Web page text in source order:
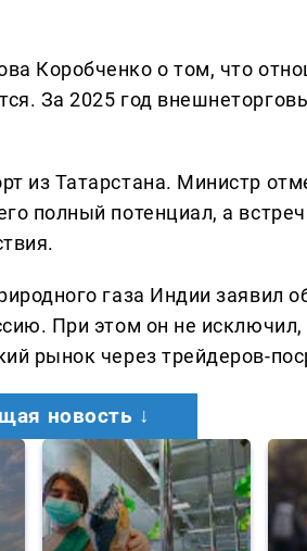
Коробченко о том, что
За 2025 год
из Татарстана. Министр
полный потенциал, а
газа Индии заявил
При этом он не исключил,
рынок через трейдеров-
новость ↓